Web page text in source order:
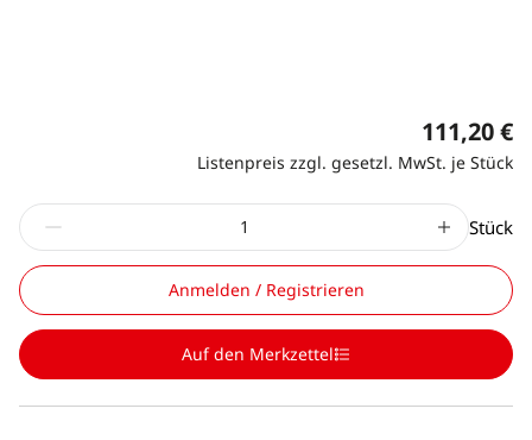
111,20 €
Listenpreis zzgl. gesetzl. MwSt. je Stück
Stück
Anmelden / Registrieren
Auf den Merkzettel